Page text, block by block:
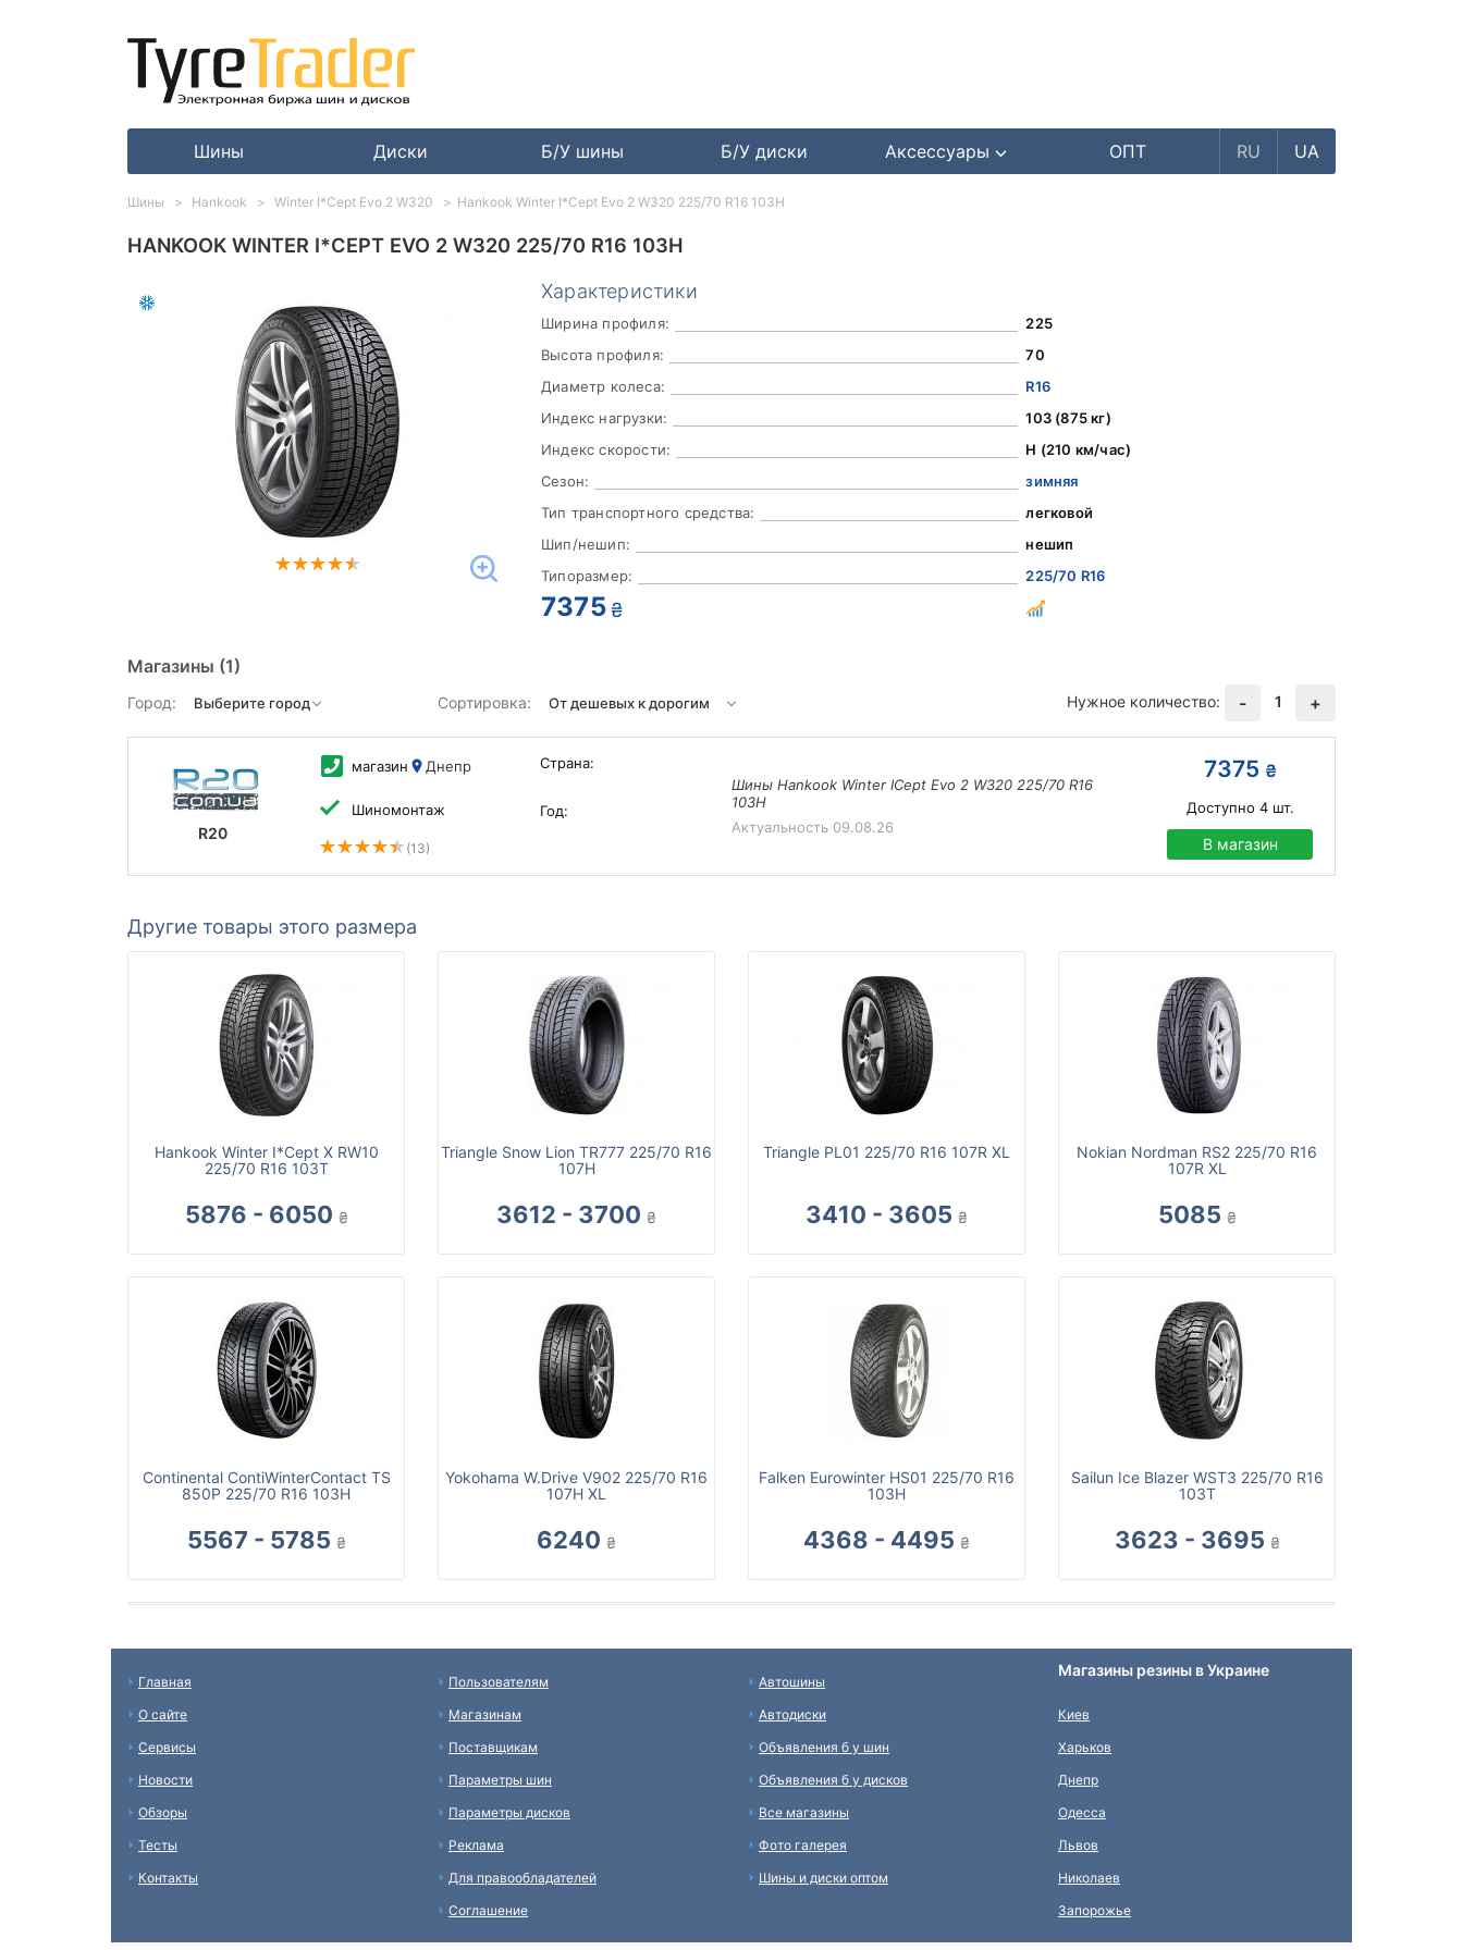
Шины Диски Б/У шины Б/У диски Аксессуары ОПТ RU UA
HANKOOK WINTER I*CEPT EVO 2 W320 225/70 R16 103H
Характеристики
Ширина профиля:
225
Высота профиля:
70
Диаметр колеса:
R16
Индекс нагрузки:
103 (875 кг)
Индекс скорости:
H (210 км/час)
Сезон:
зимняя
Тип транспортного средства:
легковой
Шип/нешип:
нешип
Типоразмер:
225/70 R16
7375 ₴
Магазины (1)
Город: Сортировка: Нужное количество: - 1 +
R20
магазин Днепр
Шиномонтаж
(13)
Страна:
Год:
Шины Hankook Winter ICept Evo 2 W320 225/70 R16
103H
Актуальность 09.08.26
7375 ₴
Доступно 4шт.
В магазин
Другие товары этого размера
Hankook Winter I*Cept X RW10
225/70 R16 103T
5876 - 6050 ₴
Triangle Snow Lion TR777 225/70 R16
107H
3612 - 3700 ₴
Triangle PL01 225/70 R16 107R XL
3410 - 3605 ₴
Nokian Nordman RS2 225/70 R16
107R XL
5085 ₴
Continental ContiWinterContact TS
850P 225/70 R16 103H
5567 - 5785 ₴
Yokohama W.Drive V902 225/70 R16
107H XL
6240 ₴
Falken Eurowinter HS01 225/70 R16
103H
4368 - 4495 ₴
Sailun Ice Blazer WST3 225/70 R16
103T
3623 - 3695 ₴
Шины Hankook Winter I*Cept Evo 2 W320 Hankook Winter I*Cept Evo 2 W320 225/70 R16 103H
Главная
О сайте
Сервисы
Новости
Обзоры
Тесты
Контакты
Пользователям
Магазинам
Поставщикам
Параметры шин
Параметры дисков
Реклама
Для правообладателей
Соглашение
Автошины
Автодиски
Объявления б у шин
Объявления б у дисков
Все магазины
Фото галерея
Шины и диски оптом
Магазины резины в Украине
Киев
Харьков
Днепр
Одесса
Львов
Николаев
Запорожье